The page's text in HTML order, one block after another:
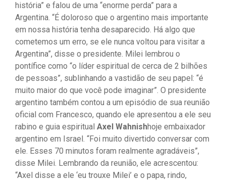
história” e falou de uma “enorme perda” para a
Argentina. “É doloroso que o argentino mais importante
em nossa história tenha desaparecido. Há algo que
cometemos um erro, se ele nunca voltou para visitar a
Argentina”, disse o presidente. Milei lembrou o
pontífice como “o líder espiritual de cerca de 2 bilhões
de pessoas”, sublinhando a vastidão de seu papel: “é
muito maior do que você pode imaginar”. O presidente
argentino também contou a um episódio de sua reunião
oficial com Francesco, quando ele apresentou a ele seu
rabino e guia espiritual Axel Wahnishhoje embaixador
argentino em Israel. “Foi muito divertido conversar com
ele. Esses 70 minutos foram realmente agradáveis”,
disse Milei. Lembrando da reunião, ele acrescentou:
“Axel disse a ele ‘eu trouxe Milei’ e o papa, rindo,